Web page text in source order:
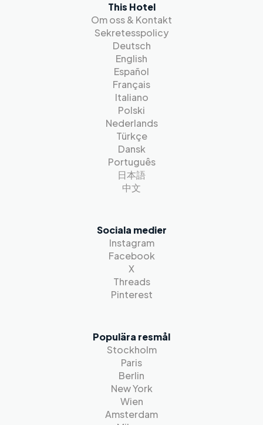
This Hotel
Om oss & Kontakt
Sekretesspolicy
Deutsch
English
Español
Français
Italiano
Polski
Nederlands
Türkçe
Dansk
Português
日本語
中文
Sociala medier
Instagram
Facebook
X
Threads
Pinterest
Populära resmål
Stockholm
Paris
Berlin
New York
Wien
Amsterdam